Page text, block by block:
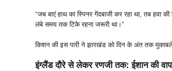
“जब बाएं हाथ का स्पिनर गेंदबाजी कर रहा था, तब
लंबे समय तक टिके रहना जरूरी था।”
किशन की इस पारी ने झारखंड को दिन के अंत तक
इंग्लैंड दौरे से लेकर रणजी तक: ईशान की